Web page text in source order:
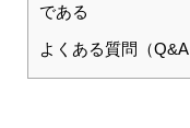
である
よくある質問（Q&A